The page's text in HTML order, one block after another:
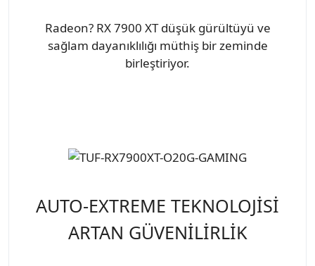
Radeon? RX 7900 XT düşük gürültüyü ve
sağlam dayanıklılığı müthiş bir zeminde
birleştiriyor.
AUTO-EXTREME TEKNOLOJİSİ
ARTAN GÜVENİLİRLİK